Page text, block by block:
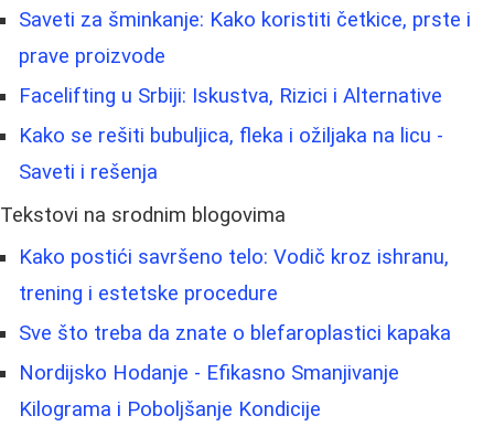
Saveti za šminkanje: Kako koristiti četkice, prste i
prave proizvode
Facelifting u Srbiji: Iskustva, Rizici i Alternative
Kako se rešiti bubuljica, fleka i ožiljaka na licu -
Saveti i rešenja
Tekstovi na srodnim blogovima
Kako postići savršeno telo: Vodič kroz ishranu,
trening i estetske procedure
Sve što treba da znate o blefaroplastici kapaka
Nordijsko Hodanje - Efikasno Smanjivanje
Kilograma i Poboljšanje Kondicije